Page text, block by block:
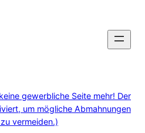
gewerbliche Seite mehr! Der
um mögliche Abmahnungen
vermeiden.)